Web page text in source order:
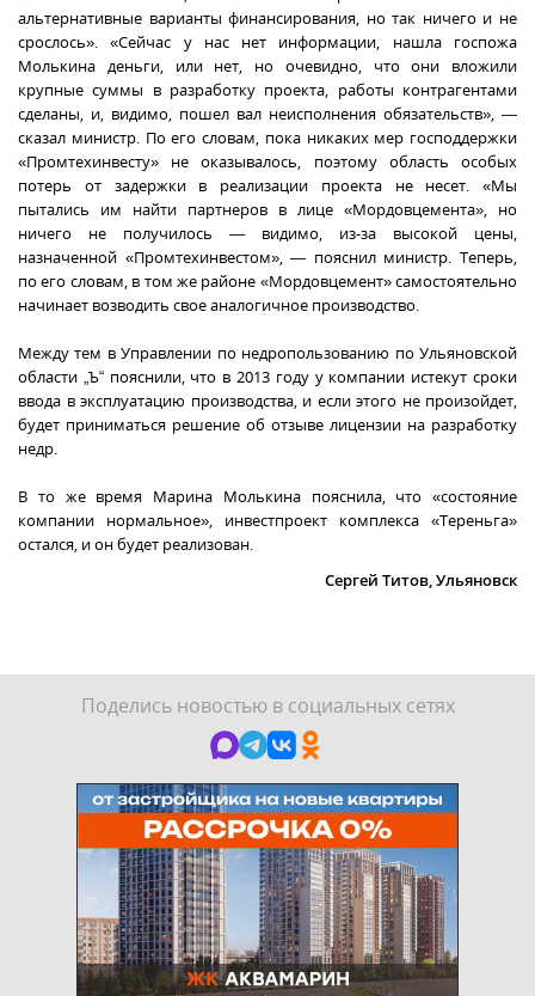
альтернативные варианты финансирования, но так ничего и не
срослось». «Сейчас у нас нет информации, нашла госпожа
Молькина деньги, или нет, но очевидно, что они вложили
крупные суммы в разработку проекта, работы контрагентами
сделаны, и, видимо, пошел вал неисполнения обязательств», —
сказал министр. По его словам, пока никаких мер господдержки
«Промтехинвесту» не оказывалось, поэтому область особых
потерь от задержки в реализации проекта не несет. «Мы
пытались им найти партнеров в лице «Мордовцемента», но
ничего не получилось — видимо, из-за высокой цены,
назначенной «Промтехинвестом», — пояснил министр. Теперь,
по его словам, в том же районе «Мордовцемент» самостоятельно
начинает возводить свое аналогичное производство.
Между тем в Управлении по недропользованию по Ульяновской
области „Ъ“ пояснили, что в 2013 году у компании истекут сроки
ввода в эксплуатацию производства, и если этого не произойдет,
будет приниматься решение об отзыве лицензии на разработку
недр.
В то же время Марина Молькина пояснила, что «состояние
компании нормальное», инвестпроект комплекса «Тереньга»
остался, и он будет реализован.
Сергей Титов, Ульяновск
Поделись новостью в социальных сетях